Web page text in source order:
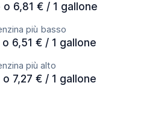
o 6,81 € / 1 gallone
più basso
6,51 € / 1 gallone
più alto
7,27 € / 1 gallone